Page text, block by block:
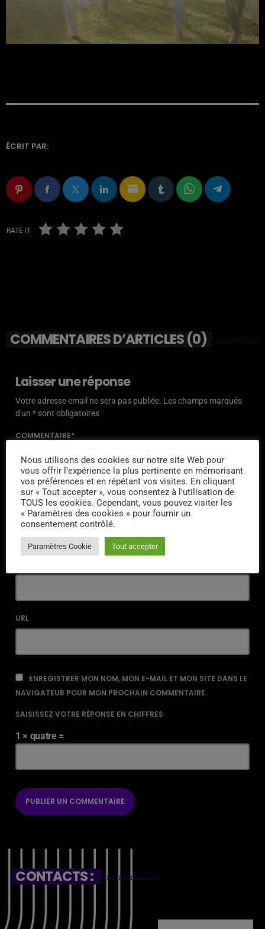
ÉCRIT PAR:
email
RATE IT
COMMENTAIRES D’ARTICLES (0)
Laisser une réponse
Votre adresse email ne sera pas publiée. Les champs marqués
d'un * sont obligatoires
COMMENTAIRE*
NOM*
URL
ENREGISTRER MON NOM, MON E-MAIL ET MON SITE DANS LE
NAVIGATEUR POUR MON PROCHAIN COMMENTAIRE.
SAISISSEZ VOTRE RÉPONSE EN CHIFFRES
1 × quatre =
CONTACTS :
Nous utilisons des cookies sur notre site Web pour
vous offrir l'expérience la plus pertinente en mémorisant
vos préférences et en répétant vos visites. En cliquant
sur « Tout accepter », vous consentez à l'utilisation de
TOUS les cookies. Cependant, vous pouvez visiter les
« Paramètres des cookies » pour fournir un
consentement contrôlé.
Paramètres Cookie Tout accepter